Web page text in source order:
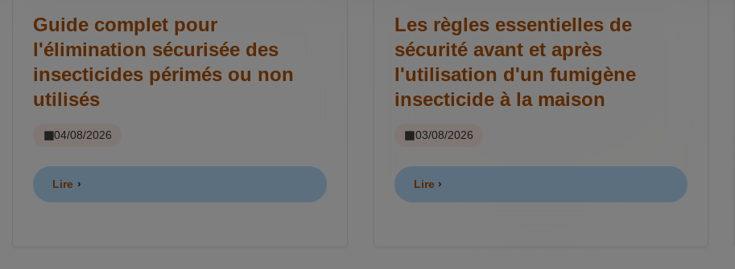
Guide complet pour
l'élimination sécurisée des
insecticides périmés ou non
utilisés
04/08/2026
Lire
Les règles essentielles de
sécurité avant et après
l'utilisation d'un fumigène
insecticide à la maison
03/08/2026
Lire